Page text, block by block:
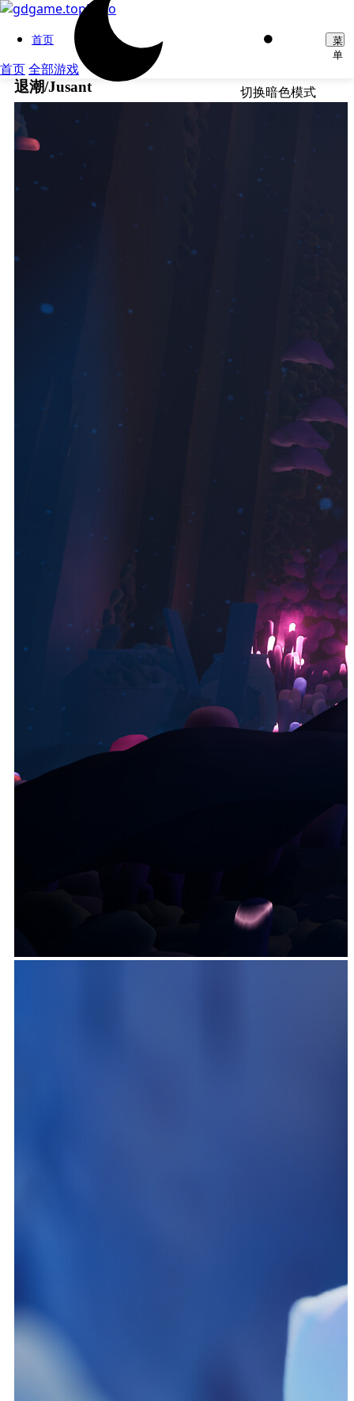
首页
首页全部游戏
切换暗色模式
菜
单
退潮/Jusant